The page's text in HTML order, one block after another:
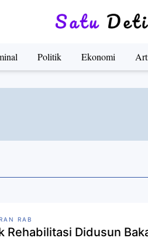
Politik Ekonomi
RAB
Rehabilitasi Didusun